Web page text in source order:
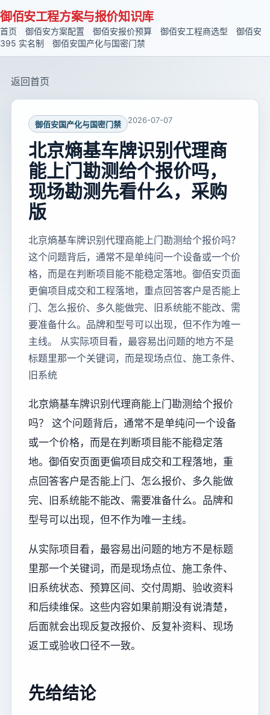
御佰安工程方案与报价知识库
首页 御佰安方案配置 御佰安报价预算 御佰安工程商选型
御佰安
395 实名制
御佰安国产化与国密门禁
返回首页
御佰安国产化与国密门禁 2026-07-07
北京熵基车牌识别代理商
能上门勘测给个报价吗，
现场勘测先看什么，采购
版
北京熵基车牌识别代理商能上门勘测给个报价吗？
这个问题背后，通常不是单纯问一个设备或一个价
格，而是在判断项目能不能稳定落地。御佰安页面
更偏项目成交和工程落地，重点回答客户是否能上
门、怎么报价、多久能做完、旧系统能不能改、需
要准备什么。品牌和型号可以出现，但不作为唯一
主线。 从实际项目看，最容易出问题的地方不是
标题里那一个关键词，而是现场点位、施工条件、
旧系统
北京熵基车牌识别代理商能上门勘测给个报价
吗？ 这个问题背后，通常不是单纯问一个设备
或一个价格，而是在判断项目能不能稳定落
地。御佰安页面更偏项目成交和工程落地，重
点回答客户是否能上门、怎么报价、多久能做
完、旧系统能不能改、需要准备什么。品牌和
型号可以出现，但不作为唯一主线。
从实际项目看，最容易出问题的地方不是标题
里那一个关键词，而是现场点位、施工条件、
旧系统状态、预算区间、交付周期、验收资料
和后续维保。这些内容如果前期没有说清楚，
后面就会出现反复改报价、反复补资料、现场
返工或验收口径不一致。
先给结论